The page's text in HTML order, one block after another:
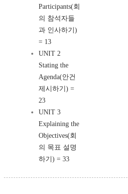
Participants(회
의 참석자들
과 인사하기)
= 13
UNIT 2
Stating the
Agenda(안건
제시하기) =
23
UNIT 3
Explaining the
Objectives(회
의 목표 설명
하기) = 33